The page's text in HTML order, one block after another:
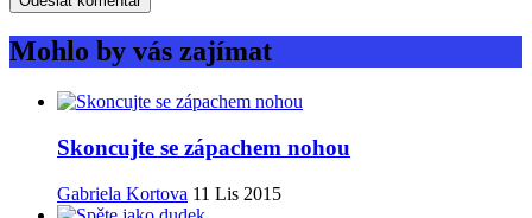
Mohlo by vás zajímat
Skoncujte se zápachem nohou
Gabriela Kortova 11 Lis 2015